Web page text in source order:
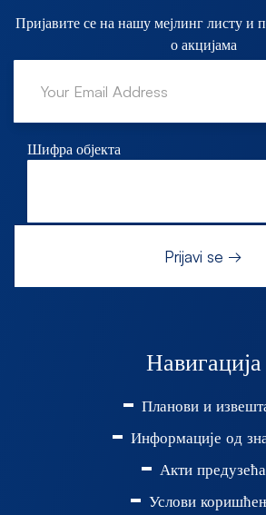
Пријавите се на нашу мејлинг листу и
о акцијама
Шифра објекта
Навигација
Планови и
Информације од
Акти предузећа
Услови